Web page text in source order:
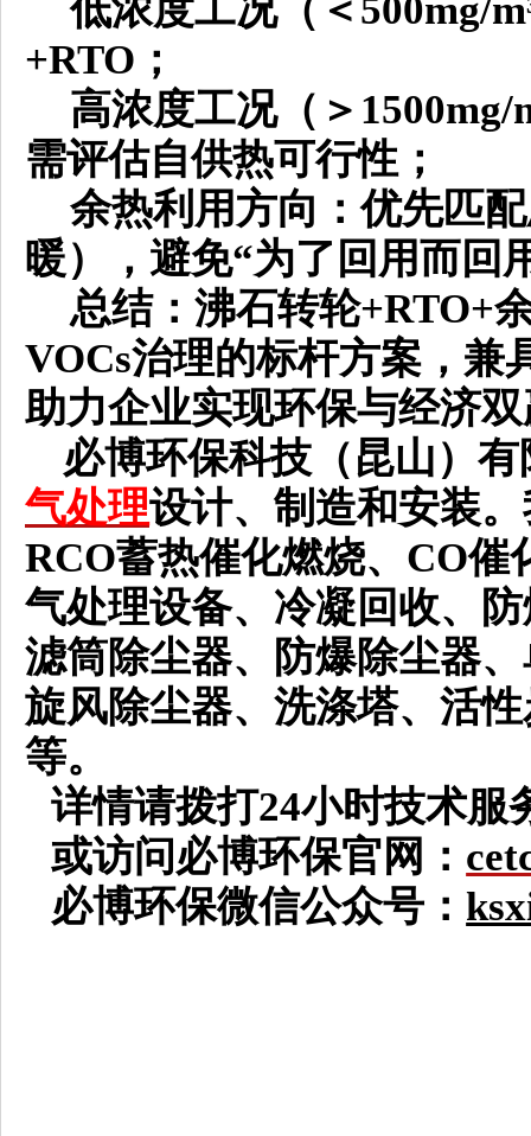
低浓度工况（＜ 500mg/
+RTO；
高浓度工况（＞ 1500mg/
需评估自供热可行性；
余热利用方向：优先匹
暖），避免“为了回用而回
总结：沸石转轮+RTO+
VOCs治理的标杆方案，兼
助力企业实现环保与经济
必博环保科技（昆山）有
气处理设计、制造和安装。
RCO蓄热催化燃烧、CO催
气处理设备、 冷凝回收、
滤筒除尘器、
防爆除尘器
旋风除尘器、 洗涤塔、活
等。
详情请拨打24小时技术服
或访问必博环保官网：
必博环保微信公众号：